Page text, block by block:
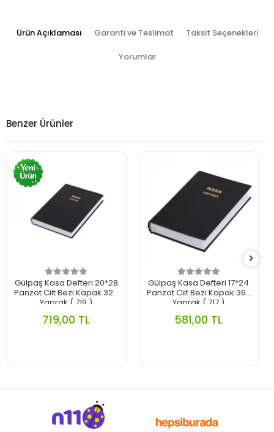
Ürün Açıklaması Garanti ve Teslimat Taksit Seçenekleri
Yorumlar
Benzer Ürünler
Gülpaş Kasa Defteri 20*28
Panzot Cilt Bezi Kapak 320
Yaprak ( 719 )
719,00 TL
Gülpaş Kasa Defteri 17*24
Panzot Cilt Bezi Kapak 368
Yaprak ( 717 )
581,00 TL